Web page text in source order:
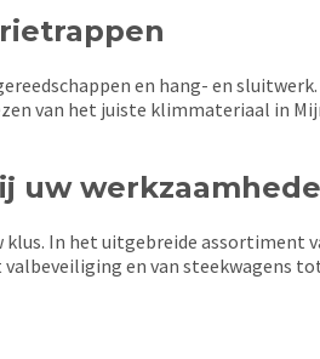
en hang- en
van het juiste klimmateriaal in
uw
In het uitgebreide
en van steekwagens